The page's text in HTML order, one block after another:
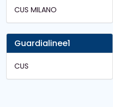
CUS MILANO
Guardialinee1
CUS